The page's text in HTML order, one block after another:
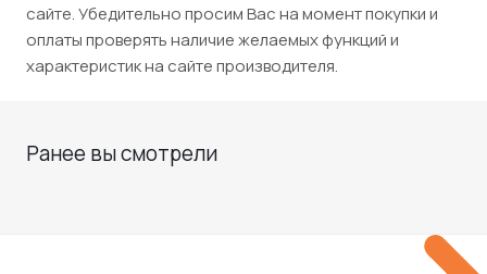
сайте. Убедительно просим Вас на момент покупки и
оплаты проверять наличие желаемых функций и
характеристик на сайте производителя.
Ранее вы смотрели